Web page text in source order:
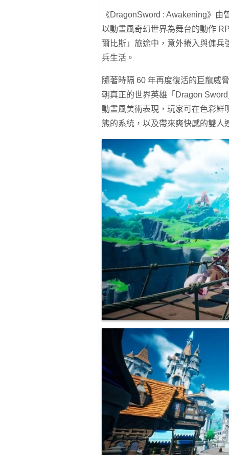
《DragonSword : Awakening》
以動畫風奇幻世界為舞台的動作
爾比斯」旅途中，意外捲入與傭兵
兵生活。
隨著時隔 60 年再度復活的巨龍威
朝真正的世界英雄「Dragon
動畫風美術表現，玩家可在色彩鮮
態的系統，以及帶來爽快感的雙人